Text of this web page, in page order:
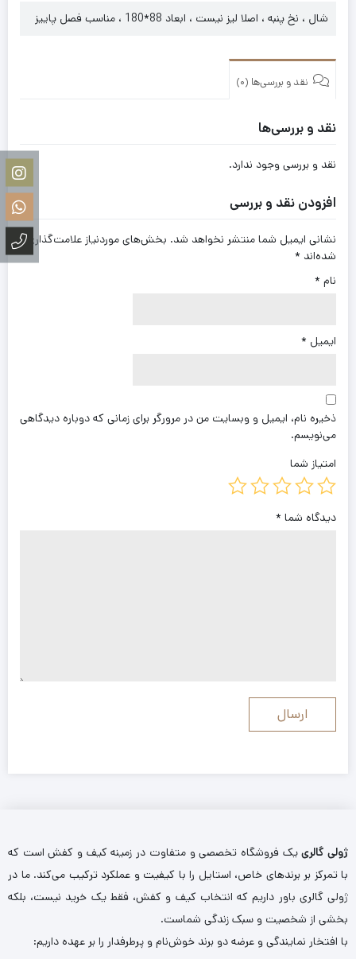
شال ، نخ پنبه ، اصلا لیز نیست ، ابعاد 88*180 ، مناسب فصل پاییز
نقد و بررسی‌ها (0)
نقد و بررسی‌ها
نقد و بررسی وجود ندارد.
افزودن نقد و بررسی
نشانی ایمیل شما منتشر نخواهد شد. بخش‌های موردنیاز علامت‌گذاری
شده‌اند *
نام *
ایمیل *
ذخیره نام، ایمیل و وبسایت من در مرورگر برای زمانی که دوباره دیدگاهی
می‌نویسم.
امتیاز شما
دیدگاه شما *
ژولی گالرییک فروشگاه تخصصی و متفاوت در زمینه کیف و کفش است که
با تمرکز بر برندهای خاص، استایل را با کیفیت و عملکرد ترکیب می‌کند. ما در
ژولی گالری باور داریم که انتخاب کیف و کفش، فقط یک خرید نیست، بلکه
بخشی از شخصیت و سبک زندگی شماست.
با افتخار نمایندگی و عرضه دو برند خوش‌نام و پرطرفدار را بر عهده داریم: